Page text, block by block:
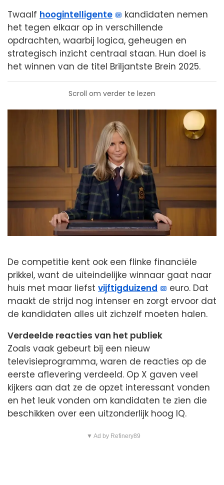
Twaalf hoogintelligente
kandidaten nemen
het tegen elkaar op in verschillende
opdrachten, waarbij logica, geheugen en
strategisch inzicht centraal staan. Hun doel is
het winnen van de titel Briljantste Brein 2025.
Scroll om verder te lezen
De competitie kent ook een flinke financiële
prikkel, want de uiteindelijke winnaar gaat naar
huis met maar liefst vijftigduizend
euro. Dat
maakt de strijd nog intenser en zorgt ervoor dat
de kandidaten alles uit zichzelf moeten halen.
Verdeelde reacties van het publiek
Zoals vaak gebeurt bij een nieuw
televisieprogramma, waren de reacties op de
eerste aflevering verdeeld. Op X gaven veel
kijkers aan dat ze de opzet interessant vonden
en het leuk vonden om kandidaten te zien die
beschikken over een uitzonderlijk hoog IQ.
▼ Ad by Refinery89